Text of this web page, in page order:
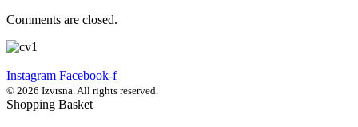
Comments are closed.
Instagram Facebook-f
© 2026 Izvrsna. All rights reserved.
Shopping Basket